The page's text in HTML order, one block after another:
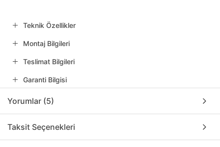
Teknik Özellikler
Montaj Bilgileri
Teslimat Bilgileri
Garanti Bilgisi
Yorumlar (5)
Taksit Seçenekleri